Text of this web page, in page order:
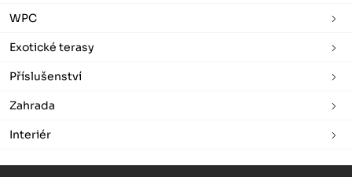
WPC
Exotické terasy
Příslušenství
Zahrada
Interiér